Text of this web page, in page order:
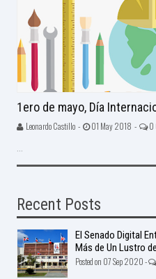
1ero de mayo, Día
Leonardo Castillo - 01 May 2018 - 0
Recent Posts
El Senado Digital
Más de Un Lustro
Posted on 07 Sep 2020 -